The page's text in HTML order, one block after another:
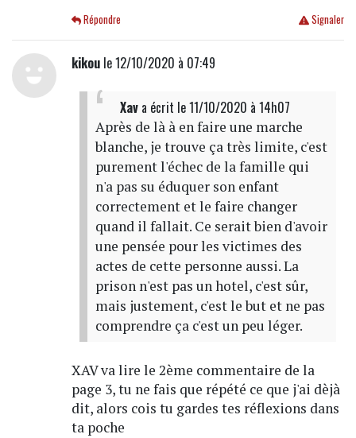
Signaler
Répondre
kikoule 12/10/2020 à 07:49
Xava écrit le 11/10/2020 à 14h07
Après de là à en faire une marche
blanche, je trouve ça très limite, c'est
purement l'échec de la famille qui
n'a pas su éduquer son enfant
correctement et le faire changer
quand il fallait. Ce serait bien d'avoir
une pensée pour les victimes des
actes de cette personne aussi. La
prison n'est pas un hotel, c'est sûr,
mais justement, c'est le but et ne pas
comprendre ça c'est un peu léger.
XAV va lire le 2ème commentaire de la
page 3, tu ne fais que répété ce que j'ai dèjà
dit, alors cois tu gardes tes réflexions dans
ta poche